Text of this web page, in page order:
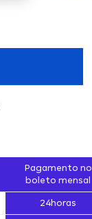
Pagamento no
boleto mensal
24horas